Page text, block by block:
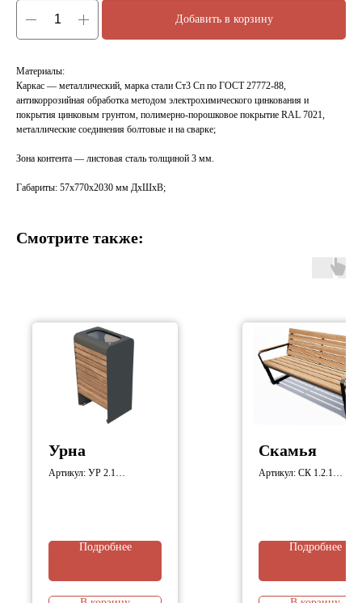
Добавить в корзину
Материалы:
Каркас — металлический, марка стали Ст3 Сп по ГОСТ 27772-88,
антикоррозийная обработка методом электрохимического цинкования и
покрытия цинковым грунтом, полимерно-порошковое покрытие RAL 7021,
металлические соединения болтовые и на сварке;
Зона контента — листовая сталь толщиной 3 мм.
Габариты: 57х770х2030 мм ДхШхВ;
Смотрите также:
Урна
Артикул: УР 2.1
Подробнее
Скамья
Артикул: СК 1.2.1
Подробнее